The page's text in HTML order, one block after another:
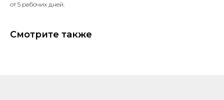
от 5 рабочих дней.
Смотрите также